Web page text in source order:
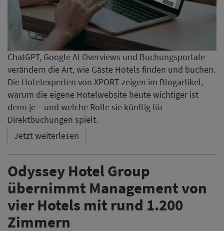
ChatGPT, Google AI Overviews und Buchungsportale
verändern die Art, wie Gäste Hotels finden und buchen.
Die Hotelexperten von XPORT zeigen im Blogartikel,
warum die eigene Hotelwebsite heute wichtiger ist
denn je – und welche Rolle sie künftig für
Direktbuchungen spielt.
Jetzt weiterlesen
Odyssey Hotel Group
übernimmt Management von
vier Hotels mit rund 1.200
Zimmern